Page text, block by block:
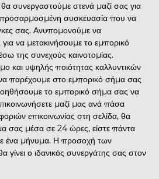
θα συνεργαστούμε στενά μαζί σας για
συσκευασία που να
σας. Ανυπομονούμε να
να μετακινήσουμε το εμπορικό
της συνεχούς καινοτομίας.
και υψηλής ποιότητας καλλυντικών
παρέχουμε στο εμπορικό σήμα σας
βοηθήσουμε το εμπορικό σήμα σας να
μαζί μας ανά πάσα
επικοινωνίας στη σελίδα, θα
σας μέσα σε 24 ώρες, είστε πάντα
ένα μήνυμα. Η προσοχή των
ο ιδανικός συνεργάτης σας στον